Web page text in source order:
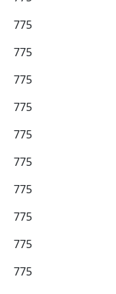
775
775
775
775
775
775
775
775
775
775